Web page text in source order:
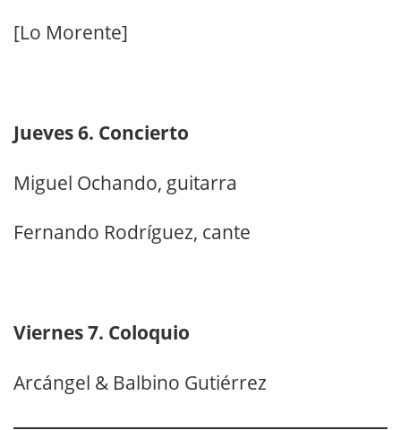
[Lo Morente]
Jueves 6. Concierto
Miguel Ochando, guitarra
Fernando Rodríguez, cante
Viernes 7. Coloquio
Arcángel & Balbino Gutiérrez